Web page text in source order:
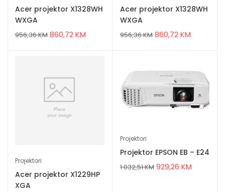
Acer projektor X1328WH
WXGA
956,36KM 860,72KM
Acer projektor X1328WH
WXGA
956,36KM 860,72KM
Projektori
Acer projektor X1229HP
XGA
Projektori
Projektor EPSON EB – E24
1.032,51KM 929,26 KM